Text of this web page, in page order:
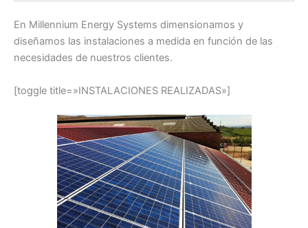
En Millennium Energy Systems dimensionamos y
diseñamos las instalaciones a medida en función de las
necesidades de nuestros clientes.
[toggle title=»INSTALACIONES REALIZADAS»]